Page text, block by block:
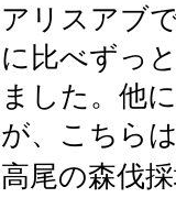
アリスアブ
に比べずっ
ました。他
が、こちら
高尾の森伐